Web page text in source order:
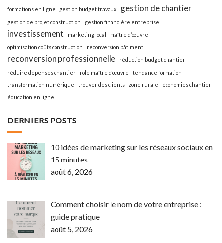
formations en ligne gestion budget travaux gestion de chantier
gestion de projet construction gestion financière entreprise
investissement marketing local
maître d’œuvre
optimisation coûts construction
reconversion bâtiment
reconversion professionnelle
réduction budget chantier
réduire dépenses chantier
rôle maître d’œuvre
tendance formation
transformation numérique
trouver des clients zone rurale
économies chantier
éducation en ligne
DERNIERS POSTS
10 idées de marketing sur les réseaux sociaux en
15 minutes
août 6, 2026
Comment choisir le nom de votre entreprise :
guide pratique
août 5, 2026